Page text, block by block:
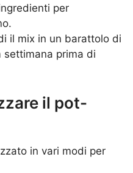
per
il mix in un barattolo di
settimana prima di
il pot-
in vari modi per